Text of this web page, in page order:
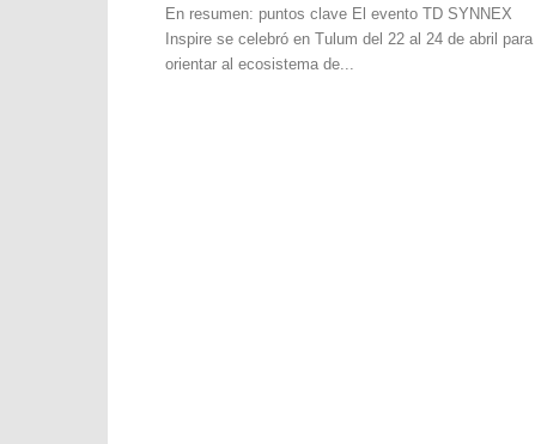
En resumen: puntos clave El evento TD SYNNEX
Inspire se celebró en Tulum del 22 al 24 de abril para
orientar al ecosistema de...